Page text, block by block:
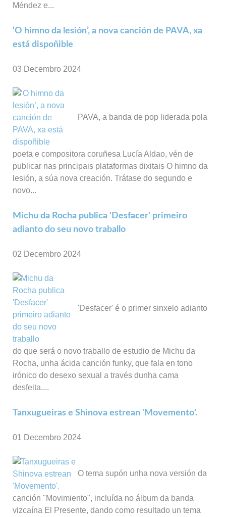
Méndez e...
‘O himno da lesión’, a nova canción de PAVA, xa
está dispoñible
03 Decembro 2024
PAVA, a banda de pop liderada pola
poeta e compositora coruñesa Lucía Aldao, vén de
publicar nas principais plataformas dixitais O himno da
lesión, a súa nova creación. Trátase do segundo e
novo...
Michu da Rocha publica 'Desfacer' primeiro
adianto do seu novo traballo
02 Decembro 2024
'Desfacer' é o primer sinxelo adianto
do que será o novo traballo de estudio de Michu da
Rocha, unha ácida canción funky, que fala en tono
irónico do desexo sexual a través dunha cama
desfeita....
Tanxugueiras e Shinova estrean 'Movemento'.
01 Decembro 2024
O tema supón unha nova versión da
canción "Movimiento", incluída no álbum da banda
vizcaína El Presente, dando como resultado un tema